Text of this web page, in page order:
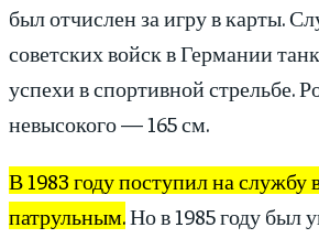
был отчислен за игру в карты.
советских войск в Германии
успехи в спортивной стрельбе.
невысокого — 165 см.
В 1983 году поступил на
патрульным.Но в 1985 году был